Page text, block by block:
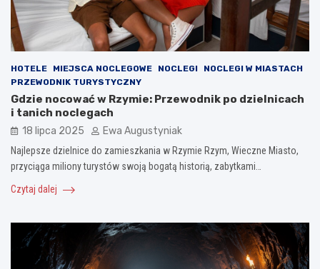
HOTELE MIEJSCA NOCLEGOWE NOCLEGI
NOCLEGI W MIASTACH
PRZEWODNIK TURYSTYCZNY
Gdzie nocować w Rzymie: Przewodnik po dzielnicach
i tanich noclegach
18 lipca 2025 Ewa Augustyniak
Najlepsze dzielnice do zamieszkania w Rzymie Rzym, Wieczne Miasto,
przyciąga miliony turystów swoją bogatą historią, zabytkami…
Czytaj dalej